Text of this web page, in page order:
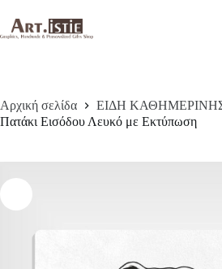
στο
περιεχόμενο
Αρχική σελίδα
ΕΙΔΗ
Πατάκι Εισόδου Λευκό με Εκτύπωση